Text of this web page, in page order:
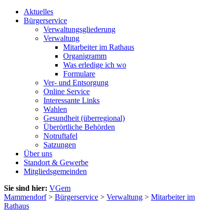
Aktuelles
Bürgerservice
Verwaltungsgliederung
Verwaltung
Mitarbeiter im Rathaus
Organigramm
Was erledige ich wo
Formulare
Ver- und Entsorgung
Online Service
Interessante Links
Wahlen
Gesundheit (überregional)
Überörtliche Behörden
Notruftafel
Satzungen
Über uns
Standort & Gewerbe
Mitgliedsgemeinden
Sie sind hier: VGem
Mammendorf> Bürgerservice > Verwaltung > Mitarbeiter im
Rathaus